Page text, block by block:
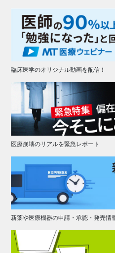
臨床医学のオリジナル動画を配信！
医療崩壊のリアルを緊急レポート
新薬や医療機器の申請・承認・発売情